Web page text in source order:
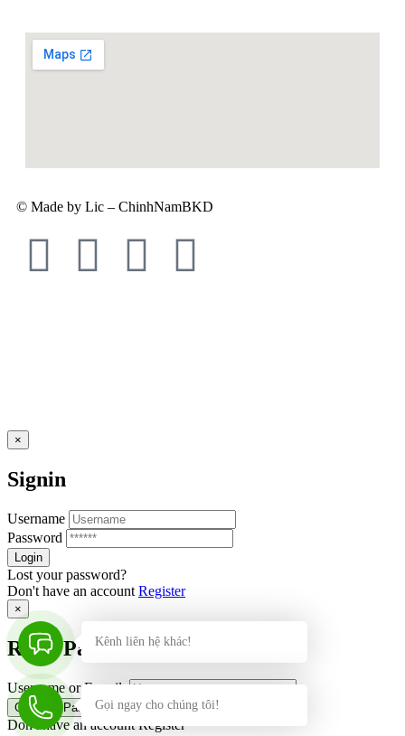
© Made by Lic – ChinhNamBKD
×
Signin
Username
Password
Lost your password?
Don't have an account Register
×
Reset Password
Username or E-mail:
Don't have an accountRegister
Kênh liên hệ khác!
Gọi ngay cho chúng tôi!